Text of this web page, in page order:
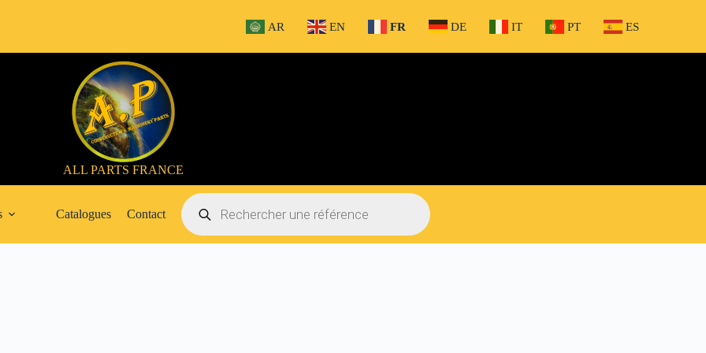
AR EN FR DE IT PT ES
ALL PARTS FRANCE
Catalogues Contact
Recherche
de
produits